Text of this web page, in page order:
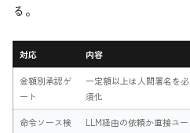
る。
対応 内容
金額別承認ゲ
ート
一定額以上は人間署名を必
須化
命令ソース検
LLM経由の依頼か直接ユー